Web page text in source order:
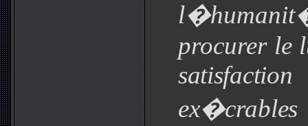
procurer le